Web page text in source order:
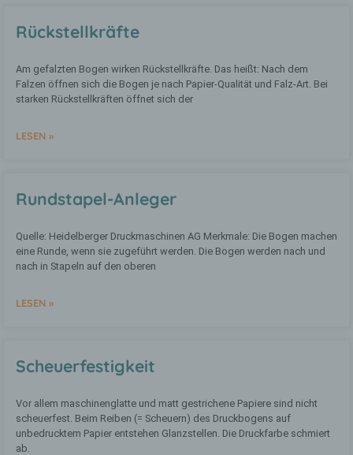
Rückstellkräfte
Am gefalzten Bogen wirken Rückstellkräfte. Das heißt: Nach dem
Falzen öffnen sich die Bogen je nach Papier-Qualität und Falz-Art. Bei
starken Rückstellkräften öffnet sich der
LESEN »
Rundstapel-Anleger
Quelle: Heidelberger Druckmaschinen AG Merkmale: Die Bogen machen
eine Runde, wenn sie zugeführt werden. Die Bogen werden nach und
nach in Stapeln auf den oberen
LESEN »
Scheuerfestigkeit
Vor allem maschinenglatte und matt gestrichene Papiere sind nicht
scheuerfest. Beim Reiben (= Scheuern) des Druckbogens auf
unbedrucktem Papier entstehen Glanzstellen. Die Druckfarbe schmiert
ab.
b) betroffene Person
Betroffene Person ist jede identifizierte
c) Verarbeitung
Verarbeitung ist jeder mit oder ohne Hilfe
automatisierter Verfahren ausgeführte
Vorgang oder jede solche Vorgangsreihe
Auslesen, das Abfragen, die Verwendung,
die Offenlegung durch Übermittlung,
Bereitstellung, den Abgleich oder die
Verknüpfung, die Einschränkung, das
Löschen oder die Vernichtung.